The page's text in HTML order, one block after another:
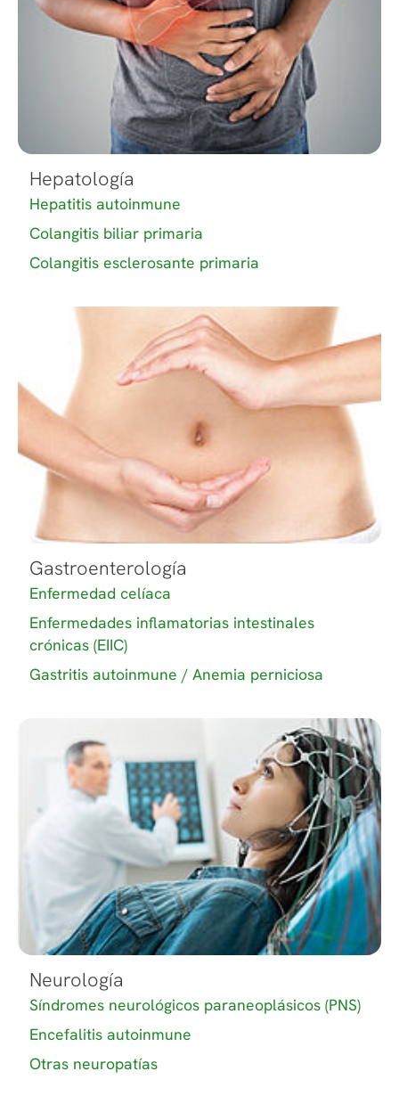
Hepatología
Hepatitis autoinmune
Colangitis biliar primaria
Colangitis esclerosante primaria
Gastroenterología
Enfermedad celíaca
Enfermedades inflamatorias intestinales
crónicas (EIIC)
Gastritis autoinmune / Anemia perniciosa
Neurología
Síndromes neurológicos paraneoplásicos (PNS)
Encefalitis autoinmune
Otras neuropatías